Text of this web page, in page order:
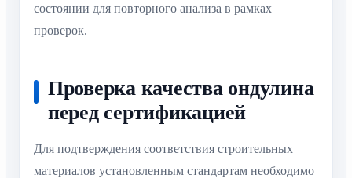
состоянии для повторного анализа в рамках
проверок.
Проверка качества ондулина
перед сертификацией
Для подтверждения соответствия строительных
материалов установленным стандартам необходимо